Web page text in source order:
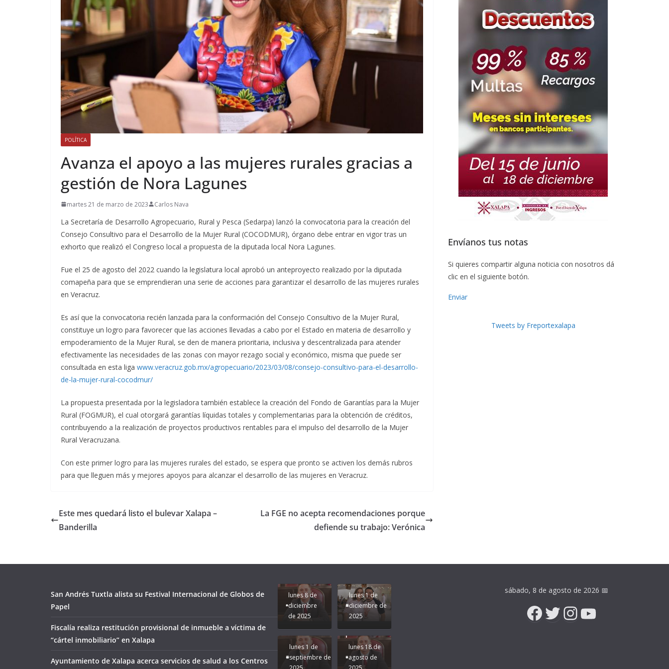
POLÍTICA
Avanza el apoyo a las mujeres rurales gracias a
gestión de Nora Lagunes
martes 21 de marzo de 2023 Carlos Nava
La Secretaría de Desarrollo Agropecuario, Rural y Pesca (Sedarpa) lanzó la convocatoria para la creación del
Consejo Consultivo para el Desarrollo de la Mujer Rural (COCODMUR), órgano debe entrar en vigor tras un
exhorto que realizó el Congreso local a propuesta de la diputada local Nora Lagunes.
Fue el 25 de agosto del 2022 cuando la legislatura local aprobó un anteproyecto realizado por la diputada
comapeña para que se emprendieran una serie de acciones para garantizar el desarrollo de las mujeres rurales
en Veracruz.
Es así que la convocatoria recién lanzada para la conformación del Consejo Consultivo de la Mujer Rural,
constituye un logro para favorecer que las acciones llevadas a cabo por el Estado en materia de desarrollo y
empoderamiento de la Mujer Rural, se den de manera prioritaria, inclusiva y descentralizada para atender
efectivamente las necesidades de las zonas con mayor rezago social y económico, misma que puede ser
consultada en esta liga www.veracruz.gob.mx/agropecuario/2023/03/08/consejo-consultivo-para-el-desarrollo-
de-la-mujer-rural-cocodmur/
La propuesta presentada por la legisladora también establece la creación del Fondo de Garantías para la Mujer
Rural (FOGMUR), el cual otorgará garantías líquidas totales y complementarias para la obtención de créditos,
contribuyendo a la realización de proyectos productivos rentables para el impulso del desarrollo de la Mujer
Rural Veracruzana.
Con este primer logro para las mujeres rurales del estado, se espera que pronto se activen los demás rubros
para que lleguen más y mejores apoyos para alcanzar el desarrollo de las mujeres en Veracruz.
Este mes quedará listo el bulevar Xalapa –
Banderilla
La FGE no acepta recomendaciones porque
defiende su trabajo: Verónica
Envíanos tus notas
Si quieres compartir alguna noticia con nosotros dá
clic en el siguiente botón.
Enviar
Tweets by Freportexalapa
San Andrés Tuxtla alista su Festival Internacional de Globos de
Papel
Fiscalía realiza restitución provisional de inmueble a víctima de
“cártel inmobiliario” en Xalapa
Ayuntamiento de Xalapa acerca servicios de salud a los Centros
Unamos
lunes 8 de
diciembre
de 2025
lunes 1 de
diciembre de
2025
Apoyo y
Seguimos la
Ruta que
Marca
Nuestra
Rocío Nahle.
lunes 1 de
septiembre de
Pongamos
de moda;
San
Andrés
Tuxtla
presente.
lunes 18 de
agosto de
sábado, 8 de agosto de 2026 📅
Facebook
Twitter
Instagram
YouTube